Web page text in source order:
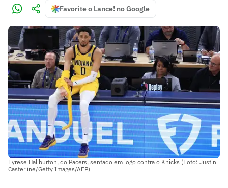
Favorite o Lance! no Google
Tyrese Haliburton, do Pacers, sentado em jogo contra o Knicks (Foto: Justin
Casterline/Getty Images/AFP)